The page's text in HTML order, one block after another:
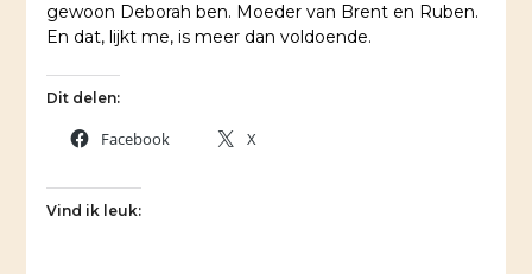
gewoon Deborah ben. Moeder van Brent en Ruben.
En dat, lijkt me, is meer dan voldoende.
Dit delen:
Facebook X
Vind ik leuk: